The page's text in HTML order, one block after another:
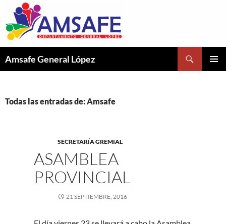
Amsafe General López
Todas las entradas de: Amsafe
SECRETARÍA GREMIAL
ASAMBLEA
PROVINCIAL
21 SEPTIEMBRE, 2016